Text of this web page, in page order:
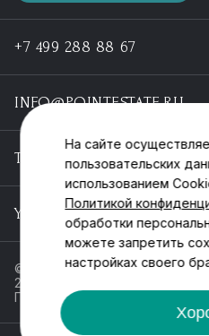
+7 499 288 88 67
INFO@POINTESTATE.RU
TELEGRAM
YOUTUBE
© ООО «Пойнт эстейт», ИНН
2013-2025
Политика обработки
На сайте
пользовательских
использованием
Политикой
обработки
можете запретить
настройках своего